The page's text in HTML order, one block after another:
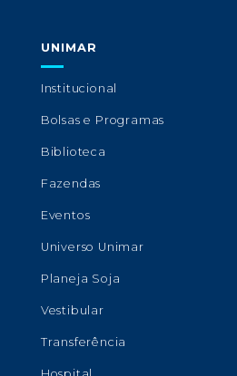
UNIMAR
Institucional
Bolsas e Programas
Biblioteca
Fazendas
Eventos
Universo Unimar
Planeja Soja
Vestibular
Transferência